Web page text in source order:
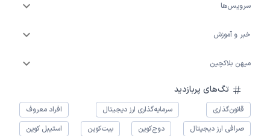
سرویس‌ها
خبر و آموزش
میهن بلاکچین
تگ‌های پربازدید
قانون‌گذاری سرمایه‌گذاری ارز دیجیتال
افراد معروف
صرافی ارز دیجیتال
دوج‌کوین بیت‌کوین
استیبل کوین